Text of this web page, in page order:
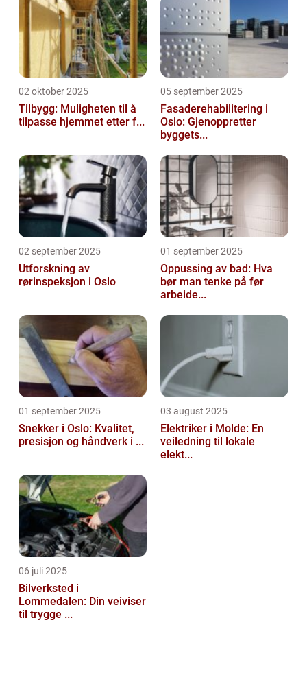
02 oktober 2025
Tilbygg: Muligheten til å
tilpasse hjemmet etter f...
05 september 2025
Fasaderehabilitering i
Oslo: Gjenoppretter
byggets...
02 september 2025
Utforskning av
rørinspeksjon i Oslo
01 september 2025
Oppussing av bad: Hva
bør man tenke på før
arbeide...
01 september 2025
Snekker i Oslo: Kvalitet,
presisjon og håndverk i ...
03 august 2025
Elektriker i Molde: En
veiledning til lokale
elekt...
06 juli 2025
Bilverksted i
Lommedalen: Din veiviser
til trygge ...